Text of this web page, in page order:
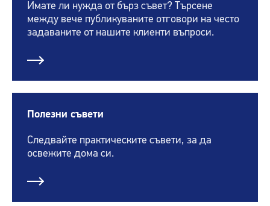
Имате ли нужда от бърз съвет? Търсене
между вече публикуваните отговори на често
задаваните от нашите клиенти въпроси.
Полезни съвети
Следвайте практическите съвети, за да
освежите дома си.